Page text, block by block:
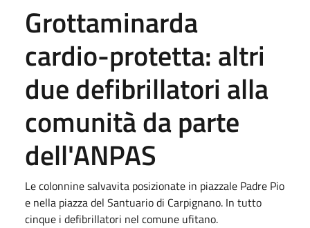
Grottaminarda
cardio-protetta: altri
due defibrillatori alla
comunità da parte
dell'ANPAS
Le colonnine salvavita posizionate in piazzale Padre Pio
e nella piazza del Santuario di Carpignano. In tutto
cinque i defibrillatori nel comune ufitano.